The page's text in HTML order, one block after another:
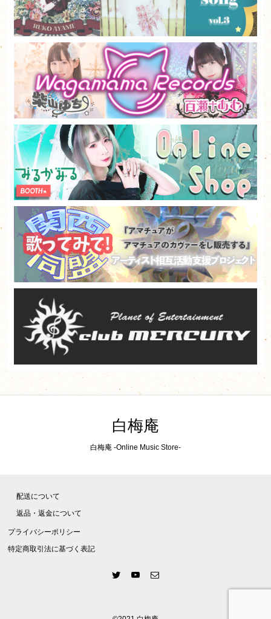
白梅庵
白梅庵 -Online Music Store-
配送について
返品・返金について
プライバシーポリシー
特定商取引法に基づく表記